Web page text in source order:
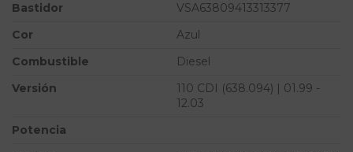
Bastidor
VSA63809413313377
Cor
Azul
Combustible
Diesel
Versión
110 CDI (638.094) | 01.99 -
12.03
Potencia